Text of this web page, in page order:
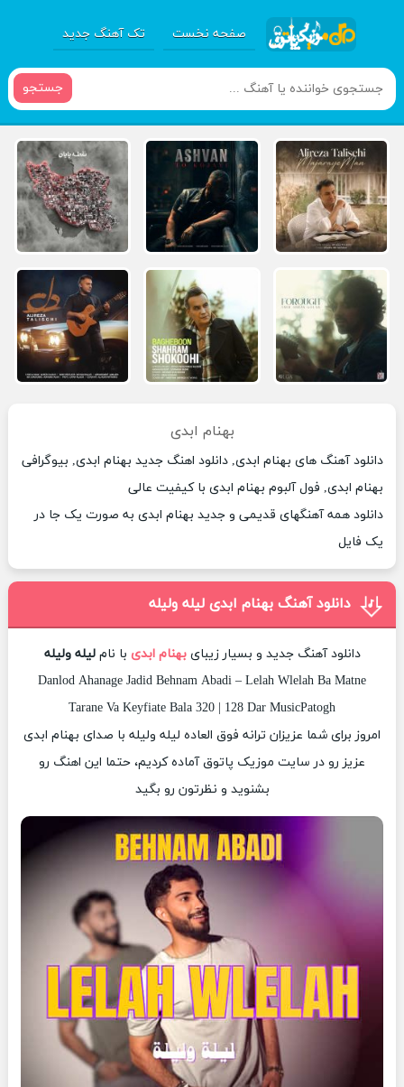
صفحه نخست تک آهنگ جدید
جستجو
بهنام ابدی
دانلود آهنگ های بهنام ابدی, دانلود اهنگ جدید بهنام ابدی, بیوگرافی
بهنام ابدی, فول آلبوم بهنام ابدی با کیفیت عالی
دانلود همه آهنگهای قدیمی و جدید بهنام ابدی به صورت یک جا در
یک فایل
دانلود آهنگ بهنام ابدی لیله ولیله
دانلود آهنگ جدید و بسیار زیبایبهنام ابدی با ناملیله ولیله
Danlod Ahanage Jadid Behnam Abadi – Lelah Wlelah Ba Matne
Tarane Va Keyfiate Bala 320 | 128 Dar MusicPatogh
امروز برای شما عزیزان ترانه فوق العاده لیله ولیله با صدای بهنام ابدی
عزیز رو در سایت موزیک پاتوق آماده کردیم، حتما این اهنگ رو
بشنوید و نظرتون رو بگید